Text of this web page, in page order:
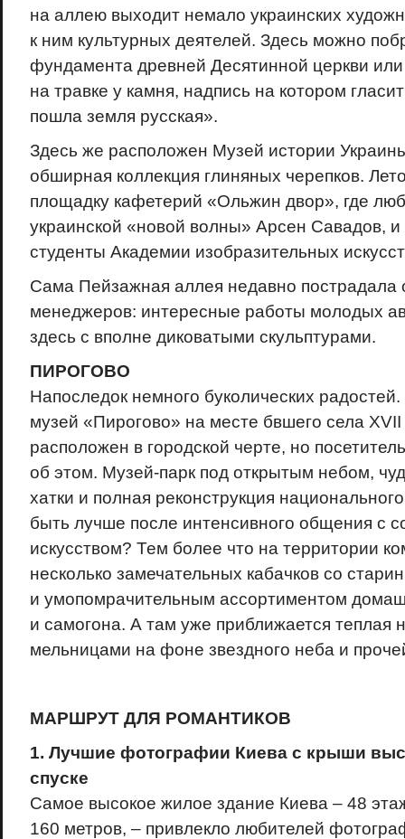
на аллею выходит немало украинских
к ним культурных деятелей. Здесь можно
фундамента древней Десятинной церкви
на травке у камня, надпись на котором
пошла земля русская».
Здесь же расположен Музей истории
обширная коллекция глиняных черепков.
площадку кафетерий «Ольжин двор», где
украинской «новой волны» Арсен Савадов,
студенты Академии изобразительных
Сама Пейзажная аллея недавно пострадала
менеджеров: интересные работы молодых
здесь с вполне диковатыми скульптурами.
ПИРОГОВО
Напоследок немного буколических
музей «Пирогово» на месте бвшего села XVII
расположен в городской черте, но
об этом. Музей-парк под открытым небом,
хатки и полная реконструкция
быть лучше после интенсивного общения с
искусством? Тем более что на территории
несколько замечательных кабачков со
и умопомрачительным ассортиментом
и самогона. А там уже приближается теплая
мельницами на фоне звездного неба и
МАРШРУТ ДЛЯ РОМАНТИКОВ
1. Лучшие фотографии Киева с крыши
спуске
Самое высокое жилое здание Киева – 48
160 метров, – привлекло любителей